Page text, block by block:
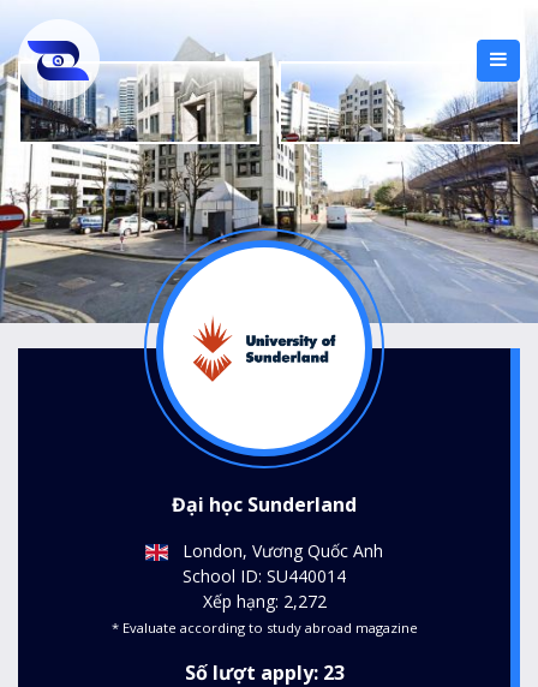
Đại học Sunderland
London, Vương Quốc Anh
School ID: SU440014
Xếp hạng: 2,272
* Evaluate according to study abroad magazine
Số lượt apply: 23